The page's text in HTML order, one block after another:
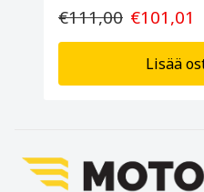
€111,00 €101,01
Lisää